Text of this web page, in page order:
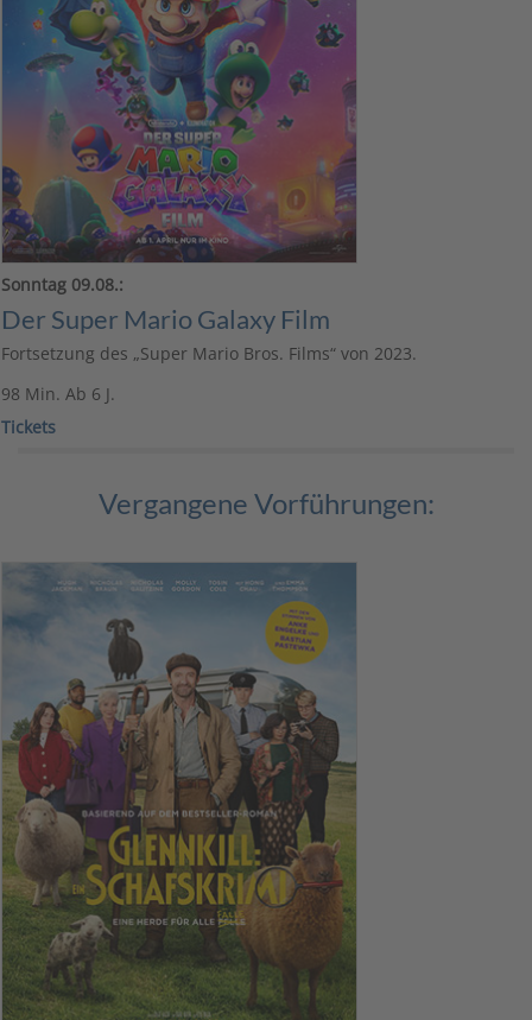
Sonntag 09.08.:
Der Super Mario Galaxy Film
Fortsetzung des „Super Mario Bros. Films“ von 2023.
98 Min. Ab 6 J.
Tickets
Vergangene Vorführungen: